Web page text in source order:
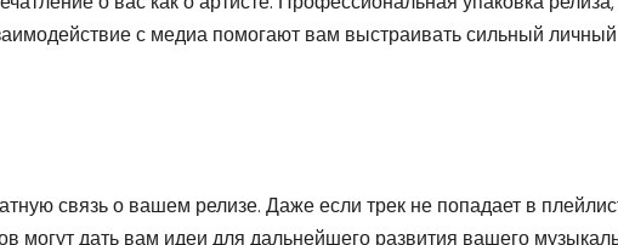
с медиа помогают вам выстраивать сильный личный
связь о вашем релизе. Даже если трек не попадает в
могут дать вам идеи для дальнейшего развития вашего